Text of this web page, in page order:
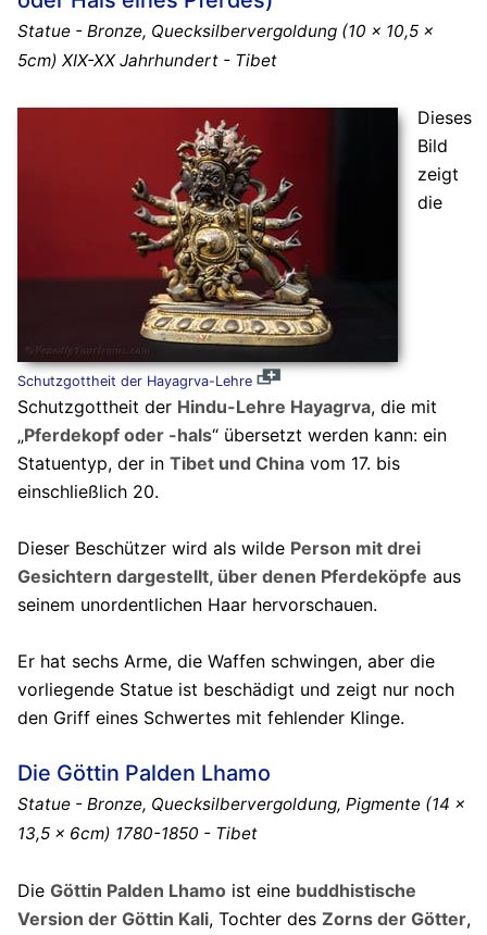
Statue - Bronze, Quecksilbervergoldung (10 x 10,5 x
5cm) XIX-XX Jahrhundert - Tibet
Schutzgottheit der Hayagrva-Lehre
Dieses
Bild
zeigt
die
Schutzgottheit der Hindu-Lehre Hayagrva, die mit
„Pferdekopf oder -hals“ übersetzt werden kann: ein
Statuentyp, der in Tibet und Chinavom 17. bis
einschließlich 20.
Dieser Beschützer wird als wilde Person mit drei
Gesichtern dargestellt, über denen Pferdeköpfe aus
seinem unordentlichen Haar hervorschauen.
Er hat sechs Arme, die Waffen schwingen, aber die
vorliegende Statue ist beschädigt und zeigt nur noch
den Griff eines Schwertes mit fehlender Klinge.
Die Göttin Palden Lhamo
Statue - Bronze, Quecksilbervergoldung, Pigmente (14 x
13,5 x 6cm) 1780-1850 - Tibet
Die Göttin Palden Lhamoist eine buddhistische
Version der Göttin Kali, Tochter des Zorns der Götter,